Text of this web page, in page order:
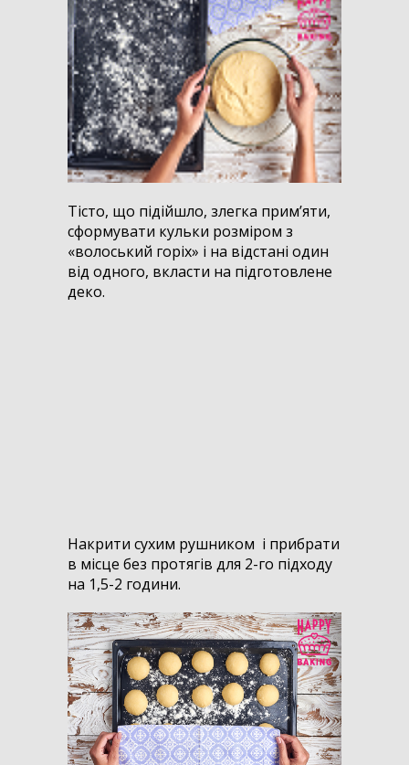
Тісто, що підійшло, злегка прим’яти,
сформувати кульки розміром з
«волоський горіх» і на відстані один
від одного, вкласти на підготовлене
деко.
Накрити сухим рушником і прибрати
в місце без протягів для 2-го підходу
на 1,5-2 години.